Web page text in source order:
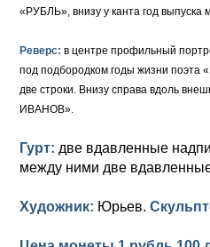
«РУБЛЬ», внизу у канта год выпуска
Реверс: в центре профильный
под подбородком годы жизни поэта
две строки. Внизу справа вдоль
ИВАНОВ».
Гурт: две вдавленные
между ними две
Художник: Юрьев.